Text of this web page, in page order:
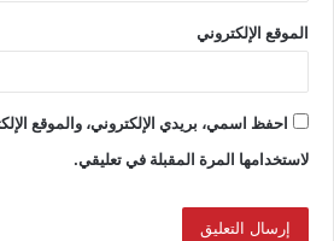
الموقع الإلكتروني
احفظ اسمي، بريدي الإلكتروني، والموقع
لاستخدامها المرة المقبلة في تعليقي.